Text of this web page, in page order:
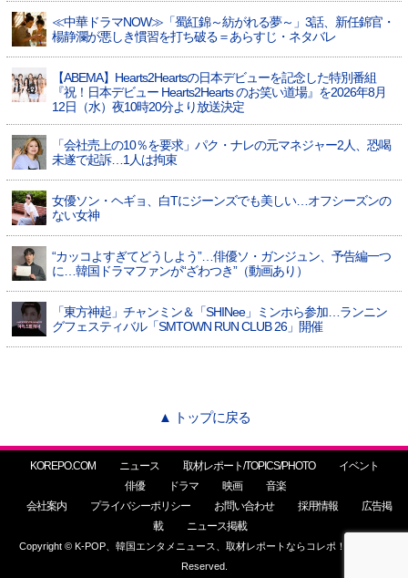
≪中華ドラマNOW≫「蜀紅錦～紡がれる夢～」3話、新任錦官・
楊静瀾が悪しき慣習を打ち破る＝あらすじ・ネタバレ
【ABEMA】Hearts2Heartsの日本デビューを記念した特別番組
『祝！日本デビュー Hearts2Hearts のお笑い道場』を2026年8月
12日（水）夜10時20分より放送決定
「会社売上の10％を要求」パク・ナレの元マネジャー2人、恐喝
未遂で起訴…1人は拘束
女優ソン・ヘギョ、白Tにジーンズでも美しい…オフシーズンの
ない女神
“カッコよすぎてどうしよう”…俳優ソ・ガンジュン、予告編一つ
に…韓国ドラマファンが“ざわつき”（動画あり）
「東方神起」チャンミン＆「SHINee」ミンホら参加…ランニン
グフェスティバル「SMTOWN RUN CLUB 26」開催
▲ トップに戻る
KOREPO.COM ニュース 取材レポート/TOPICS/PHOTO
イベント
俳優
ドラマ 映画
音楽
会社案内
プライバシーポリシー お問い合わせ 採用情報
広告掲
載
ニュース掲載
Copyright © K-POP、韓国エンタメニュース、取材レポートならコレポ！ All Rights
Reserved.